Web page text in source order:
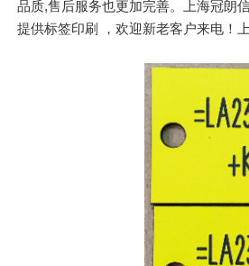
品质,售后服务也更加完善。上海冠朗
提供标签印刷 ，欢迎新老客户来电！